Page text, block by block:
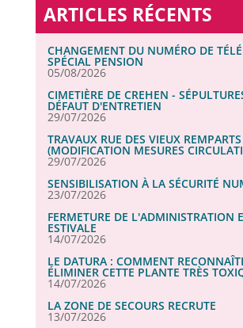
ARTICLES RÉCENTS
CHANGEMENT DU NUMÉRO DE
SPÉCIAL PENSION
05/08/2026
CIMETIÈRE DE CREHEN -
DÉFAUT D'ENTRETIEN
29/07/2026
TRAVAUX RUE DES VIEUX REMPARTS
(MODIFICATION MESURES
29/07/2026
SENSIBILISATION À LA SÉCURITÉ
23/07/2026
FERMETURE DE L'ADMINISTRATION
ESTIVALE
14/07/2026
LE DATURA : COMMENT
ÉLIMINER CETTE PLANTE TRÈS
14/07/2026
LA ZONE DE SECOURS RECRUTE
13/07/2026